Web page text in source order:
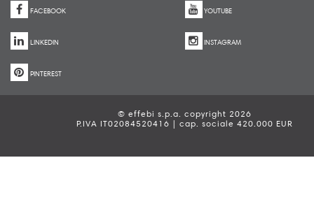
FACEBOOK YOUTUBE
LINKEDIN INSTAGRAM
PINTEREST
© effebi s.p.a. copyright 2026
P.IVA IT02084520416 | cap. sociale 420.000 EUR